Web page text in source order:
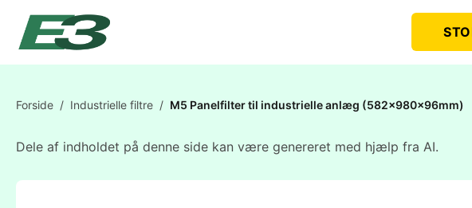
Forside / Industrielle filtre / M5 Panelfilter til industrielle anlæg (582x980x96mm)
Dele af indholdet på denne side kan være genereret med hjælp fra AI.